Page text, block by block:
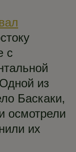
с
из
Баскаки,
осмотрели
их